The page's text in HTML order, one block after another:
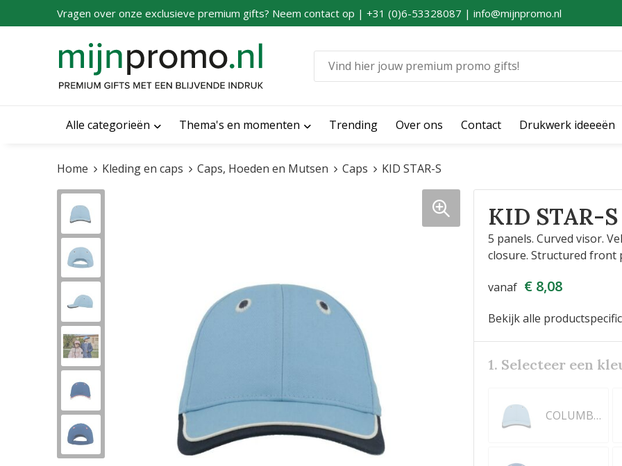
Vragen over onze exclusieve premium gifts? Neem contact op | +31 (0)6-53328087 | info@mijnpromo.nl
Alle categorieën Thema's en momenten Trending Over ons Contact Drukwerk ideeeën
Home Kleding en caps Caps, Hoeden en Mutsen Caps KID STAR-S
KID STAR-S
5 panels. Curved visor.
closure. Structured front
vanaf € 8,08
Bekijk alle
1. Selecteer een
COLUMBIA BLUE